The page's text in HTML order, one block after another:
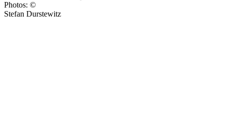
Photos: ©
Stefan Durstewitz